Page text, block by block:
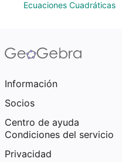
Ecuaciones Cuadráticas
Información
Socios
Centro de ayuda
Condiciones del servicio
Privacidad